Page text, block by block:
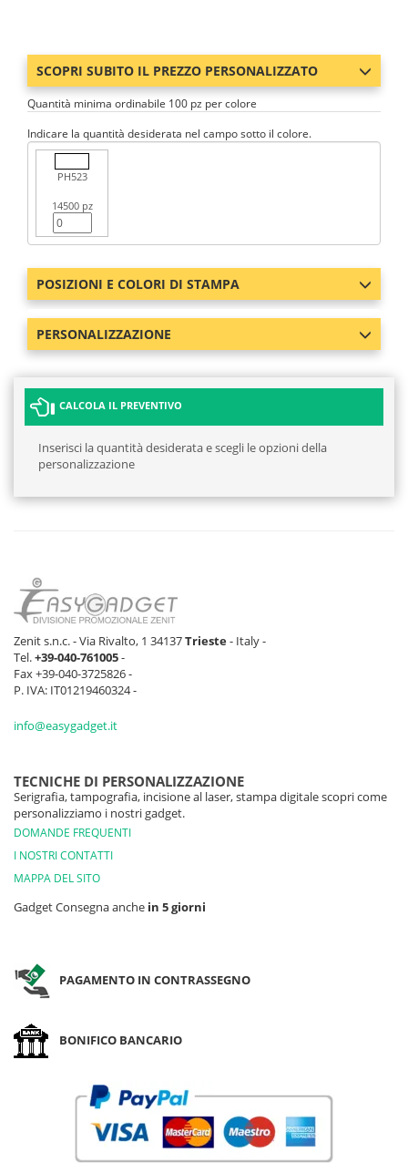
SCOPRI SUBITO IL PREZZO PERSONALIZZATO
Quantità minima ordinabile 100 pz per colore
Indicare la quantità desiderata nel campo sotto il colore.
PH523
14500 pz
POSIZIONI E COLORI DI STAMPA
PERSONALIZZAZIONE
CALCOLA IL PREVENTIVO
Inserisci la quantità desiderata e scegli le opzioni della
personalizzazione
Zenit s.n.c. - Via Rivalto, 1 34137Trieste- Italy -
Tel.+39-040-761005-
Fax +39-040-3725826 -
P. IVA: IT01219460324 -
info@easygadget.it
TECNICHE DI PERSONALIZZAZIONE
Serigrafia, tampografia, incisione al laser, stampa digitale scopri come
personalizziamo i nostri gadget.
DOMANDE FREQUENTI
I NOSTRI CONTATTI
MAPPA DEL SITO
Gadget Consegna anche in 5 giorni
PAGAMENTO IN CONTRASSEGNO
BONIFICO BANCARIO